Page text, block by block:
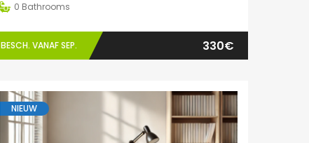
0 Bathrooms
BESCH. VANAF SEP. 330€
NIEUW